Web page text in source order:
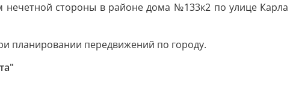
нечетной стороны в районе дома №133к2 по улице
планировании передвижений по городу.